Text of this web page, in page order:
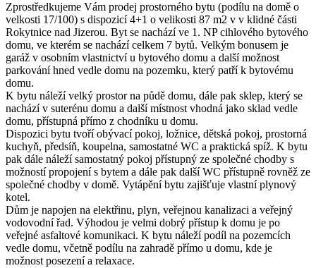
Zprostředkujeme Vám prodej prostorného bytu (podílu na domě o
velkosti 17/100) s dispozicí 4+1 o velikosti 87 m2 v v klidné části
Rokytnice nad Jizerou. Byt se nachází ve 1. NP cihlového bytového
domu, ve kterém se nachází celkem 7 bytů. Velkým bonusem je
garáž v osobním vlastnictví u bytového domu a další možnost
parkování hned vedle domu na pozemku, který patří k bytovému
domu.
K bytu náleží velký prostor na půdě domu, dále pak sklep, který se
nachází v suterénu domu a další místnost vhodná jako sklad vedle
domu, přístupná přímo z chodníku u domu.
Dispozici bytu tvoří obývací pokoj, ložnice, dětská pokoj, prostorná
kuchyň, předsíň, koupelna, samostatné WC a praktická spíž. K bytu
pak dále náleží samostatný pokoj přístupný ze společné chodby s
možností propojení s bytem a dále pak další WC přístupně rovněž ze
společné chodby v domě. Vytápění bytu zajišťuje vlastní plynový
kotel.
Dům je napojen na elektřinu, plyn, veřejnou kanalizaci a veřejný
vodovodní řad. Výhodou je velmi dobrý přístup k domu je po
veřejné asfaltové komunikaci. K bytu náleží podíl na pozemcích
vedle domu, včetně podílu na zahradě přímo u domu, kde je
možnost posezení a relaxace.